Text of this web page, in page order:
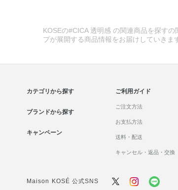
KOSEの#CICA 透明感 の関連商品を探す
プが展開する商品情報をお届けしていきま
カテゴリから探す
ブランドから探す
キャンペーン
ご利用ガイド
ご注文方法
お支払方法
送料・配送
キャンセル・返品・交換
Maison KOSÉ 公式SNS